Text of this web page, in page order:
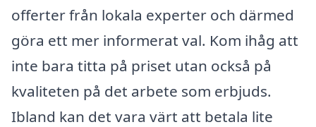
offerter från lokala experter och därmed
göra ett mer informerat val. Kom ihåg att
inte bara titta på priset utan också på
kvaliteten på det arbete som erbjuds.
Ibland kan det vara värt att betala lite